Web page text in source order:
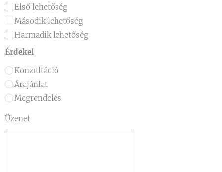
Első lehetőség
Második lehetőség
Harmadik lehetőség
Érdekel
Konzultáció
Árajánlat
Megrendelés
Üzenet